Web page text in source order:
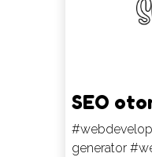
SEO
generator